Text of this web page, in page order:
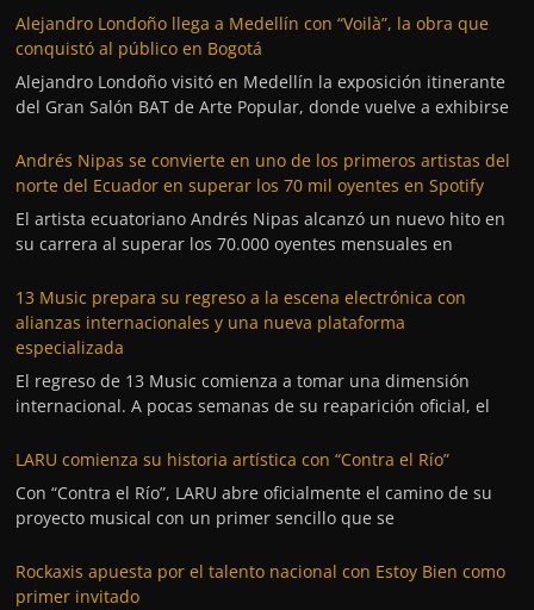
Alejandro Londoño llega a Medellín con “Voilà”, la obra que
conquistó al público en Bogotá
Alejandro Londoño visitó en Medellín la exposición itinerante
del Gran Salón BAT de Arte Popular, donde vuelve a exhibirse
Andrés Nipas se convierte en uno de los primeros artistas del
norte del Ecuador en superar los 70 mil oyentes en Spotify
El artista ecuatoriano Andrés Nipas alcanzó un nuevo hito en
su carrera al superar los 70.000 oyentes mensuales en
13 Music prepara su regreso a la escena electrónica con
alianzas internacionales y una nueva plataforma
especializada
El regreso de 13 Music comienza a tomar una dimensión
internacional. A pocas semanas de su reaparición oficial, el
LARU comienza su historia artística con “Contra el Río”
Con “Contra el Río”, LARU abre oficialmente el camino de su
proyecto musical con un primer sencillo que se
Rockaxis apuesta por el talento nacional con Estoy Bien como
primer invitado